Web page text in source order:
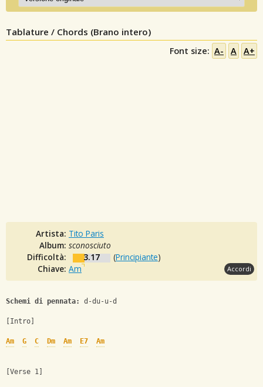
Tablature / Chords (Brano intero)
Font size: A- A A+
Artista: Tito Paris
Album: sconosciuto
Difficoltà:
3.17 (Principiante)
Chiave: Am Accordi
Schemi di pennata: d-du-u-d
[Intro]
Am G C Dm Am E7 Am
[Verse 1]